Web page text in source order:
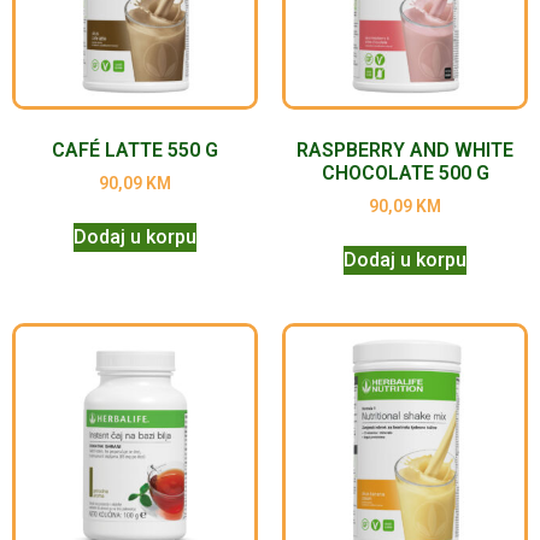
CAFÉ LATTE 550 G
90,09 KM
Dodaj u korpu
RASPBERRY AND WHITE
CHOCOLATE 500 G
90,09 KM
Dodaj u korpu